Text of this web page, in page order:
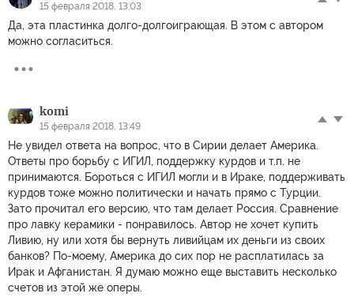
15 февраля 2018, 13:03
Да, эта пластинка долго-долгоиграющая. В этом с автором
можно согласиться.
komi
15 февраля 2018, 13:49
Не увидел ответа на вопрос, что в Сирии делает Америка.
Ответы про борьбу с ИГИЛ, поддержку курдов и т.п. не
принимаются. Бороться с ИГИЛ могли и в Ираке, поддерживать
курдов тоже можно политически и начать прямо с Турции.
Зато прочитал его версию, что там делает Россия. Сравнение
про лавку керамики - понравилось. Автор не хочет купить
Ливию, ну или хотя бы вернуть ливийцам их деньги из своих
банков? По-моему, Америка до сих пор не расплатилась за
Ирак и Афганистан. Я думаю можно еще выставить несколько
счетов из этой же оперы.